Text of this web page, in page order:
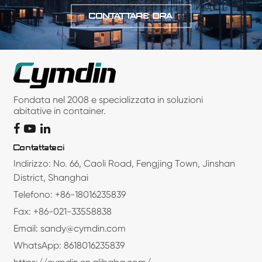
CONTATTARE ORA
Fondata nel 2008 e specializzata in soluzioni
abitative in container.
Contattateci
Indirizzo: No. 66, Caoli Road, Fengjing Town, Jinshan
District, Shanghai
Telefono: +86-18016235839
Fax: +86-021-33558838
Email: sandy@cymdin.com
WhatsApp: 8618016235839